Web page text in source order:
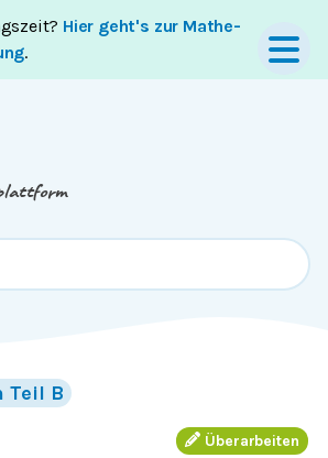
Hier geht's zur Mathe-
.
oderFooter
Teil B
Überarbeiten